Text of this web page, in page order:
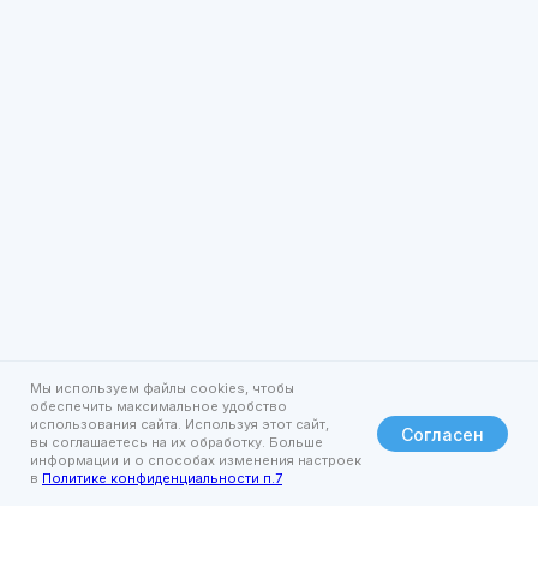
Мы используем файлы cookies, чтобы
обеспечить максимальное удобство
использования сайта. Используя этот сайт,
вы соглашаетесь на их обработку. Больше
информации и о способах изменения настроек
в Политике конфиденциальности п.7
Согласен